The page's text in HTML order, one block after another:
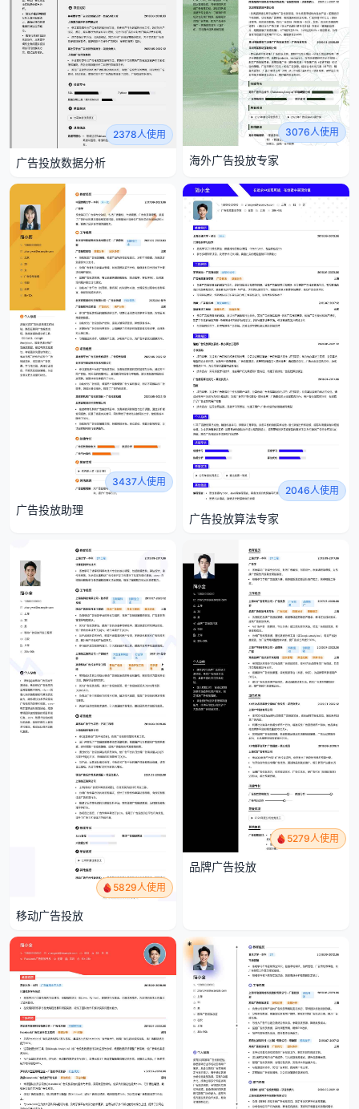
2378人使用
广告投放数据分析
3076人使用
海外广告投放专家
3437人使用
广告投放助理
2046人使用
广告投放算法专家
5829人使用
移动广告投放
5279人使用
品牌广告投放